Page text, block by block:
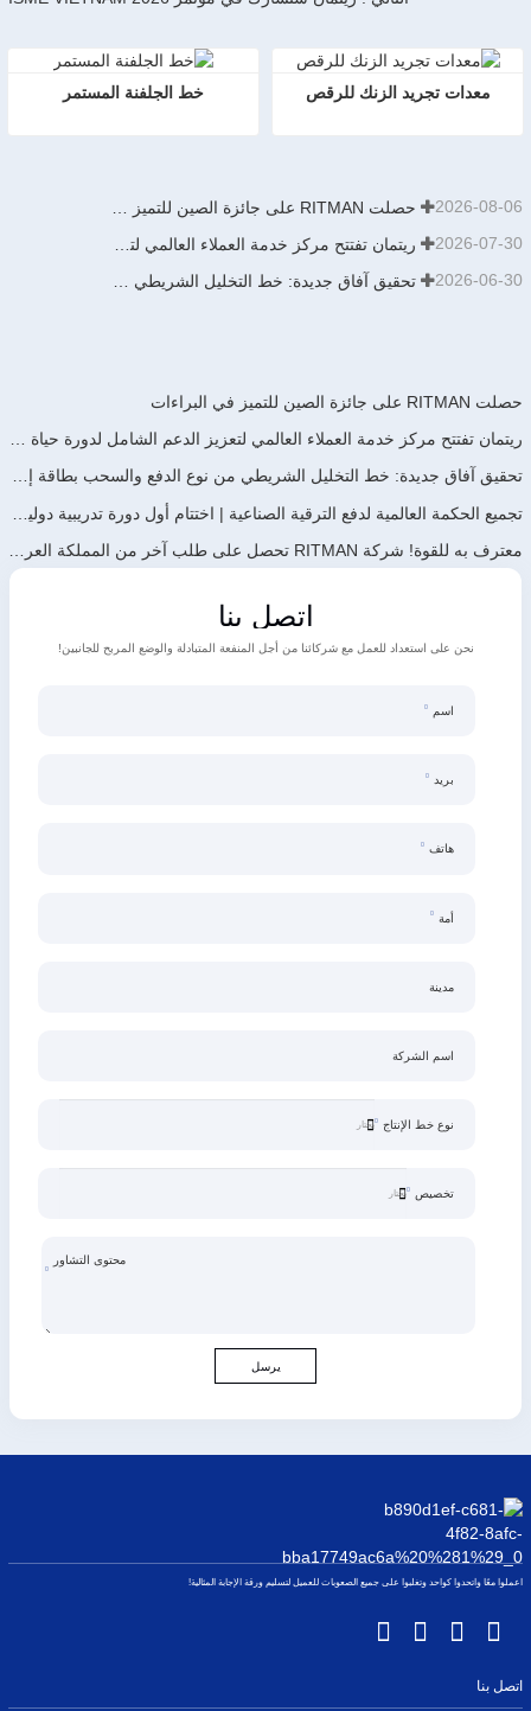
خط الجلفنة المستمر معدات تجريد الزنك للرقص
2026-08-06
2026-07-30
تحقيق آفاق جديدة: خط التخليل الشريطي من نوع الدفع والسحب بطاقة إنتاجية سنوية تبلغ 900,000 طن من تصميم وتطوير وبناء شركة ريتمان يدخل حيز التشغيل مؤخرًا 2026-06-30
حصلت RITMAN على جائزة الصين للتميز في البراءات
تحقيق آفاق جديدة: خط التخليل الشريطي من نوع الدفع والسحب بطاقة إنتاجية سنوية تبلغ 900,000 طن من تصميم وتطوير وبناء شركة ريتمان يدخل حيز التشغيل مؤخرًا
اتصل بنا
نحن على استعداد للعمل مع شركائنا من أجل المنفعة المتبادلة والوضع المربح للجانبين!
اسم
بريد
هاتف
أمة
مدينة
اسم الشركة
نوع خط الإنتاج
تخصيص
محتوى التشاور
يرسل
اعملوا معًا واتحدوا كواحد وتغلبوا على جميع الصعوبات للعميل لتسليم ورقة الإجابة المثالية!
اتصل بنا